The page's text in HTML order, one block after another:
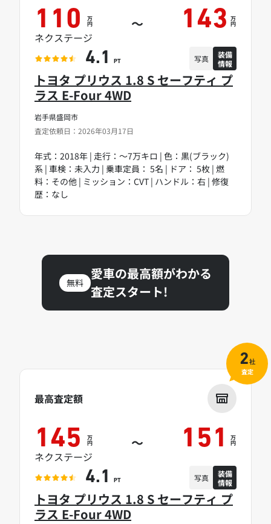
岩手県盛岡市
査定依頼日：2026年03月17日
トヨタ プリウス 1.8 S セーフティ プ
ラス E-Four 4WD
年式：2018年 | 走行：～7万キロ | 色：黒(ブラック)
系 | 車検：未入力 | 乗車定員： 5名 | ドア： 5枚 | 燃
料：その他 | ミッション：CVT | ハンドル：右 | 修復
歴：なし
110 万
円 ～ 143 万
円
ネクステージ
4.1 PT 写真
装備
情報
無料
愛車の最高額がわかる
査定スタート!
トヨタ プリウス 1.8 S セーフティ プ
ラス E-Four 4WD
最高査定額
145 万
円 ～ 151 万
円
ネクステージ
4.1 PT 写真
装備
情報
2社
査定